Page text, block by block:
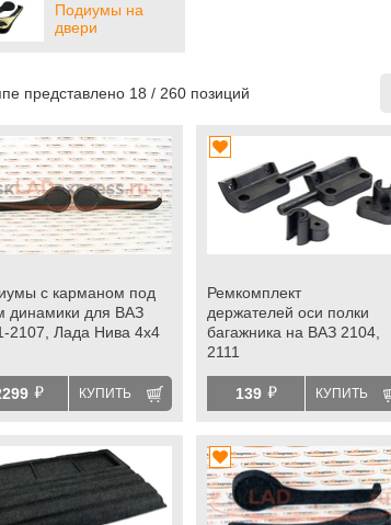
Подиумы на
двери
представлено 18 / 260 позиций
с карманом под
динамики для ВАЗ
2107, Лада Нива 4х4
й КУПИТЬ
Ремкомплект
держателей оси полки
багажника на ВАЗ 2104,
2111
139 й КУПИТЬ